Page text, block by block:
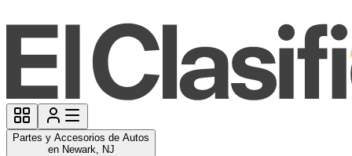
Partes y Accesorios de Autos
en Newark, NJ